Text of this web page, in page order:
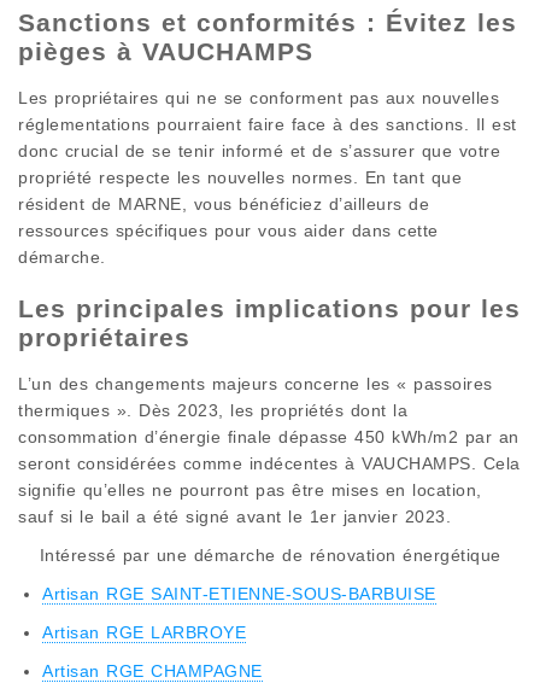
Sanctions et conformités : Évitez les
pièges à VAUCHAMPS
Les propriétaires qui ne se conforment pas aux nouvelles
réglementations pourraient faire face à des sanctions. Il est
donc crucial de se tenir informé et de s’assurer que votre
propriété respecte les nouvelles normes. En tant que
résident de MARNE, vous bénéficiez d’ailleurs de
ressources spécifiques pour vous aider dans cette
démarche.
Les principales implications pour les
propriétaires
L’un des changements majeurs concerne les « passoires
thermiques ». Dès 2023, les propriétés dont la
consommation d’énergie finale dépasse 450 kWh/m2 par an
seront considérées comme indécentes à VAUCHAMPS. Cela
signifie qu’elles ne pourront pas être mises en location,
sauf si le bail a été signé avant le 1er janvier 2023.
Intéressé par une démarche de rénovation énergétique
Artisan RGE SAINT-ETIENNE-SOUS-BARBUISE
Artisan RGE LARBROYE
Artisan RGE CHAMPAGNE